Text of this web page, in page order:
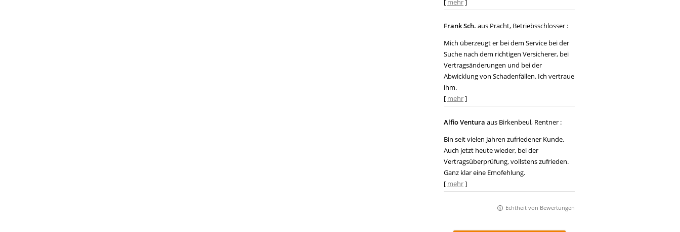
[ mehr]
Frank Sch. aus Pracht, Betriebsschlosser :
Mich überzeugt er bei dem Service bei der
Suche nach dem richtigen Versicherer, bei
Vertragsänderungen und bei der
Abwicklung von Schadenfällen. Ich vertraue
ihm.
[ mehr]
Alfio Ventura aus Birkenbeul, Rentner :
Bin seit vielen Jahren zufriedener Kunde.
Auch jetzt heute wieder, bei der
Vertragsüberprüfung, vollstens zufrieden.
Ganz klar eine Emofehlung.
[ mehr]
Echtheit von Bewertungen